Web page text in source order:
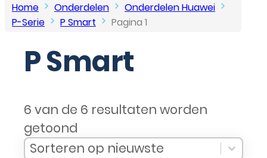
Home Onderdelen
Onderdelen Huawei
P-Serie
P Smart Pagina 1
P Smart
6 van de 6 resultaten worden
getoond
Sort Products
Sort content
Sorteren op nieuwste
Sort content